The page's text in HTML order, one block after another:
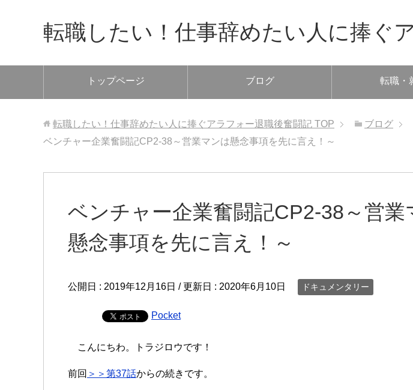
転職したい！仕事辞めたい人に捧ぐ
トップページ ブログ 転職・
転職したい！仕事辞めたい人に捧ぐアラフォー退職後奮闘記 TOP ブログ
ベンチャー企業奮闘記CP2-38～営業マンは懸念事項を先に言え！～
ベンチャー企業奮闘記CP2-38～営業
懸念事項を先に言え！～
公開日 : 2019年12月16日 / 更新日 : 2020年6月10日 ドキュメンタリー
Pocket
こんにちわ。トラジロウです！
前回 ＞＞第37話からの続きです。